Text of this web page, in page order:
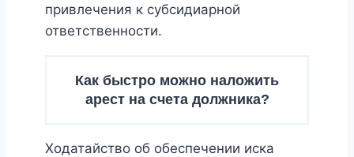
привлечения к субсидиарной
ответственности.
Как быстро можно наложить
арест на счета должника?
Ходатайство об обеспечении иска